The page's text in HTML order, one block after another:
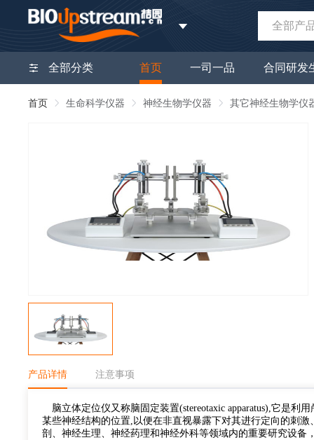
全部产
全部分类 首页 一司一品 合同研发
首页 生命科学仪器 神经生物学仪器 其它神经生物学仪
产品详情 注意事项
脑立体定位仪又称脑固定装置(stereotaxic apparatus),它是利
某些神经结构的位置,以便在非直视暴露下对其进行定向的刺
剖、神经生理、神经药理和神经外科等领域内的重要研究设